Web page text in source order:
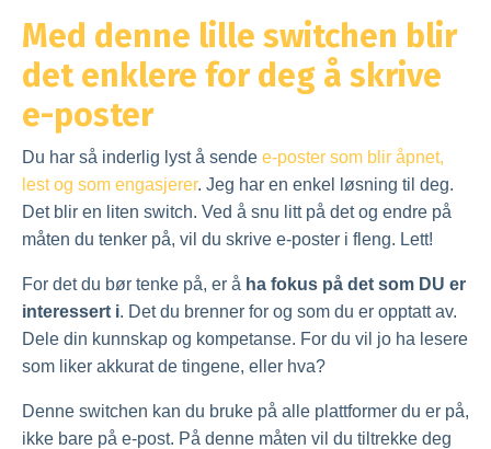
Med denne lille switchen blir
det enklere for deg å skrive
e-poster
Du har så inderlig lyst å sende e-poster som blir åpnet,
lest og som engasjerer. Jeg har en enkel løsning til deg.
Det blir en liten switch. Ved å snu litt på det og endre på
måten du tenker på, vil du skrive e-poster i fleng. Lett!
For det du bør tenke på, er å ha fokus på det som DU er
interessert i. Det du brenner for og som du er opptatt av.
Dele din kunnskap og kompetanse. For du vil jo ha lesere
som liker akkurat de tingene, eller hva?
Denne switchen kan du bruke på alle plattformer du er på,
ikke bare på e-post. På denne måten vil du tiltrekke deg